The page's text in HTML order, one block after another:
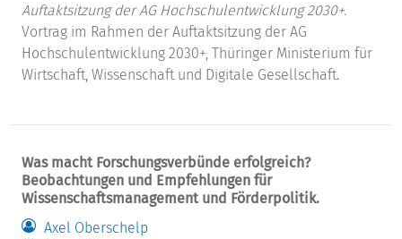
Auftaktsitzung der AG Hochschulentwicklung 2030+.
Vortrag im Rahmen der Auftaktsitzung der AG
Hochschulentwicklung 2030+, Thüringer Ministerium für
Wirtschaft, Wissenschaft und Digitale Gesellschaft.
Was macht Forschungsverbünde erfolgreich?
Beobachtungen und Empfehlungen für
Wissenschaftsmanagement und Förderpolitik.
Axel Oberschelp